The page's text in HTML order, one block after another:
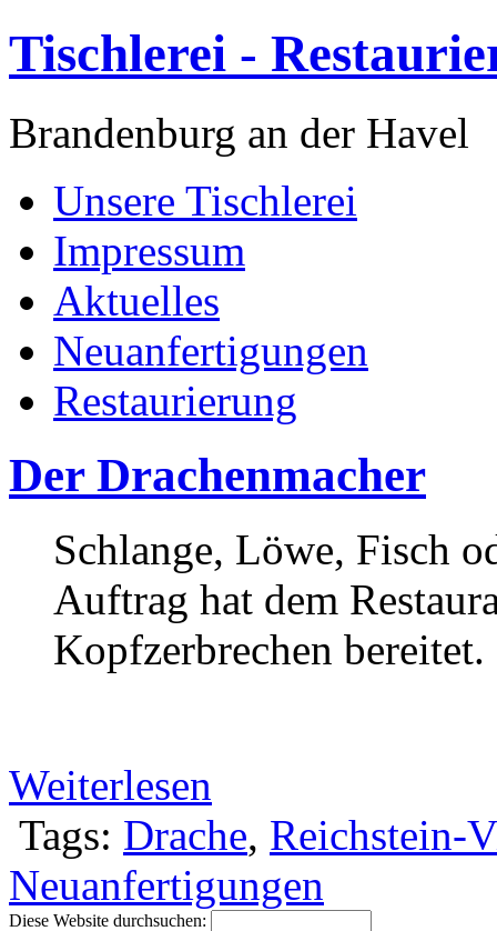
Tischlerei -
Brandenburg an der Havel
Unsere Tischlerei
Impressum
Aktuelles
Neuanfertigungen
Restaurierung
Der Drachenmacher
Schlange, Löwe, Fisch
Auftrag hat dem
Kopfzerbrechen bereitet.
Weiterlesen
Tags: Drache, Reichstein-
Neuanfertigungen
Diese Website durchsuchen: